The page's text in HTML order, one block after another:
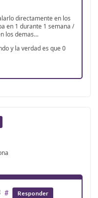
directamente en los
en 1 durante 1 semana /
los demas…
y la verdad es que 0
# Responder